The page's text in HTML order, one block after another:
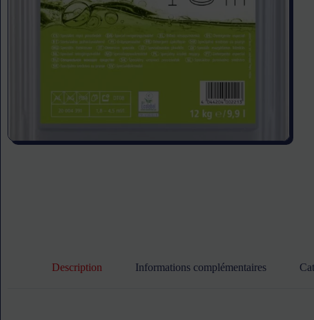
Description Informations complémentaires